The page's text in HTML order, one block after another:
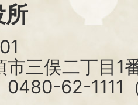
所
市三俣二丁目1
0480-62-1111